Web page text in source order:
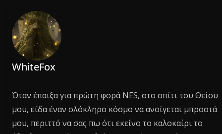
WhiteFox
Όταν έπαιξα για πρώτη φορά NES, στο σπίτι του Θείου
μου, είδα έναν ολόκληρο κόσμο να ανοίγεται μπροστά
μου, περιττό να σας πω ότι εκείνο το καλοκαίρι το